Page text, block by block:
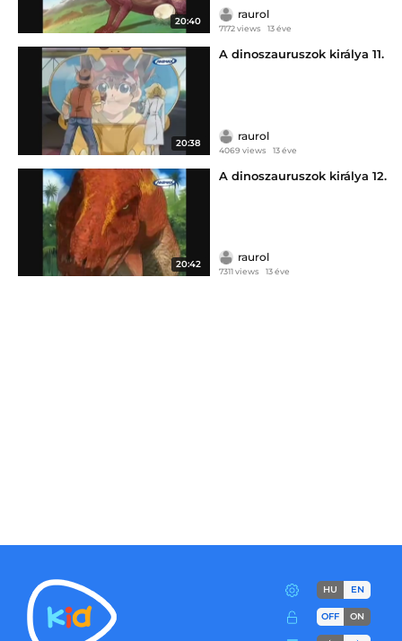
20:40
raurol
7172 views 13 éve
20:38
A dinoszauruszok királya 11.
raurol
4069 views 13 éve
20:42
A dinoszauruszok királya 12.
raurol
7311 views 13 éve
HU EN
OFF ON